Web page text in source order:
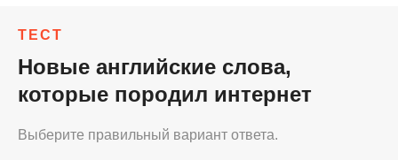
ТЕСТ
Новые английские слова,
которые породил интернет
Выберите правильный вариант ответа.